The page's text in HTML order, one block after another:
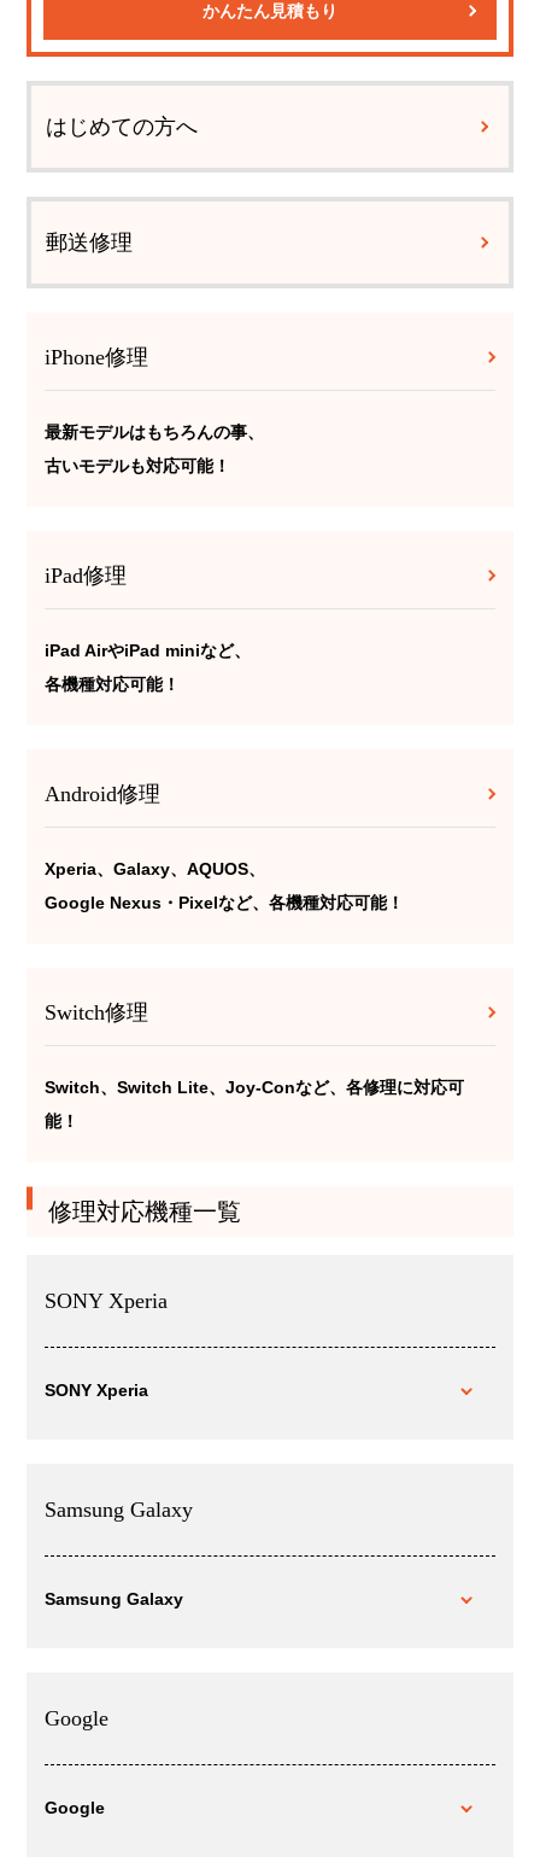
かんたん見積もり
はじめての方へ
郵送修理
iPhone修理
最新モデルはもちろんの事、
古いモデルも対応可能！
iPad修理
iPad AirやiPad miniなど、
各機種対応可能！
Android修理
Xperia、Galaxy、AQUOS、
Google Nexus・Pixelなど、各機種対応可能！
Switch修理
Switch、Switch Lite、Joy-Conなど、各修理に対応可
能！
修理対応機種一覧
SONY Xperia
SONY Xperia
Samsung Galaxy
Samsung Galaxy
Google
Google